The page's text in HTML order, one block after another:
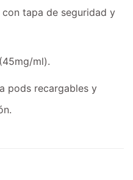
tapa de seguridad y
ml).
pods recargables y